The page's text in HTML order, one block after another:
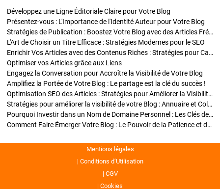
Développez une Ligne Éditoriale Claire pour Votre Blog
Présentez-vous : L'Importance de l'Identité Auteur pour Votre Blog
Stratégies de Publication : Boostez Votre Blog avec des Articles Fréquents et Exclusifs
L'Art de Choisir un Titre Efficace : Stratégies Modernes pour le SEO
Enrichir Vos Articles avec des Contenus Riches : Stratégies pour Captiver et Optimiser
Optimiser vos Articles grâce aux Liens
Engagez la Conversation pour Accroître la Visibilité de Votre Blog
Amplifiez la Portée de Votre Blog : Le partage est la clé du succès !
Optimisation SEO des Articles : Stratégies pour Améliorer la Visibilité de Votre Blog
Stratégies pour améliorer la visibilité de votre Blog : Annuaire et Collaborations
Pourquoi Investir dans un Nom de Domaine Personnel : Les Clés de la Réussite de Votre Blog
Comment Faire Émerger Votre Blog : Le Pouvoir de la Patience et de la Persévérance
Mentions légales
Conditions d’Utilisation
CGV
Cookies